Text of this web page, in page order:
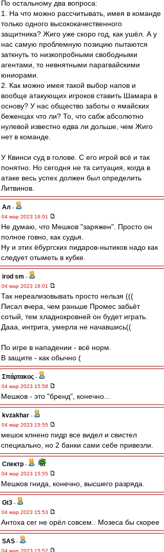
По остальному два вопроса:
1. На что можно рассчитывать, имея в команде
только одного высококачественного
защитника? Жиго уже скоро год, как ушёл. А у
нас самую проблемную позицию пытаются
заткнуть то низкопробными свободными
агентами, то невнятными парагвайскими
юниорами.
2. Как можно имея такой выбор напов и
вообще атакующих игроков ставить Шамара в
основу? У нас общество заботы о ямайских
беженцах что ли? То, что сабж абсолютно
нулевой известно едва ли дольше, чем Жиго
нет в команде.
У Квинси суд в голове. С его игрой всё и так
понятно. Но сегодня не та ситуация, когда в
атаке весь успех должен был определить
Литвинов.
Ал -
04 мар 2023 16:01
Не думаю, что Мешков "заряжен". Просто он
полное говно, как судья.
Ну и этих ëбургских пидаров-нытиков надо как
следует отыметь в кубке.
irod sm -
04 мар 2023 16:01
Так нереализовывать просто нельзя (((
Писал вчера, чем раньше Промес забьёт
сотый, тем хладнокровней он будет играть.
Дааа, интрига, умерла не начавшись((
По игре в нападении - всё норм.
В защите - как обычно (
Σπάρτακος -
04 мар 2023 15:58
Мешков - это "бренд", конечно...
kvzakhar -
04 мар 2023 15:55
мешок клнено пидр все видел и свистел
специально, но 2 банки сами себе привезли.
Спектр -
04 мар 2023 15:55
Мешков гнида, конечно, высшего разряда.
Gt3 -
04 мар 2023 15:53
Антоха сег не орёл совсем.. Мозеса бы скорее
SAS -
04 мар 2023 15:52